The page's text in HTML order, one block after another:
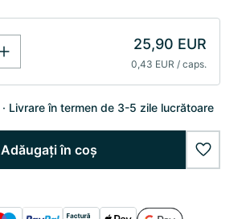
25,90 EUR
0,43 EUR / caps.
Livrare în termen de 3-5 zile lucrătoare
Adăugați în coș